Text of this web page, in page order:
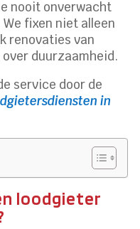
nooit onverwacht
fixen niet alleen
renovaties van
duurzaamheid.
service door de
in
loodgieter